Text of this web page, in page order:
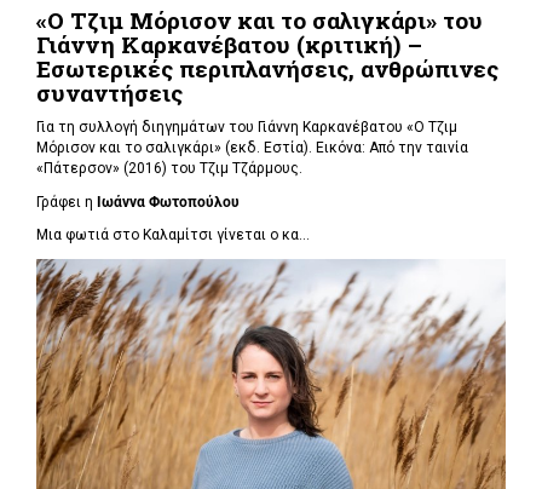
«Ο Τζιμ Μόρισον και το σαλιγκάρι» του
Γιάννη Καρκανέβατου (κριτική) –
Εσωτερικές περιπλανήσεις, ανθρώπινες
συναντήσεις
Για τη συλλογή διηγημάτων του Γιάννη Καρκανέβατου «Ο Τζιμ
Μόρισον και το σαλιγκάρι» (εκδ. Εστία). Εικόνα: Από την ταινία
«Πάτερσον» (2016) του Τζιμ Τζάρμους.
Γράφει η Ιωάννα Φωτοπούλου
Μια φωτιά στο Καλαμίτσι γίνεται ο κα...